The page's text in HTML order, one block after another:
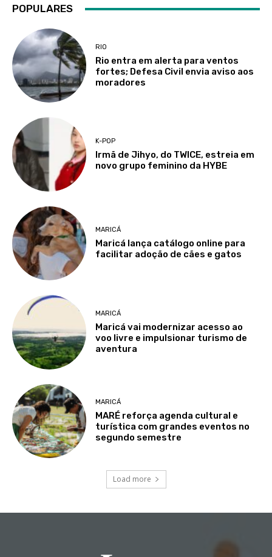
POPULARES
RIO
Rio entra em alerta para ventos
fortes; Defesa Civil envia aviso aos
moradores
K-POP
Irmã de Jihyo, do TWICE, estreia em
novo grupo feminino da HYBE
MARICÁ
Maricá lança catálogo online para
facilitar adoção de cães e gatos
MARICÁ
Maricá vai modernizar acesso ao
voo livre e impulsionar turismo de
aventura
MARICÁ
MARÉ reforça agenda cultural e
turística com grandes eventos no
segundo semestre
Load more